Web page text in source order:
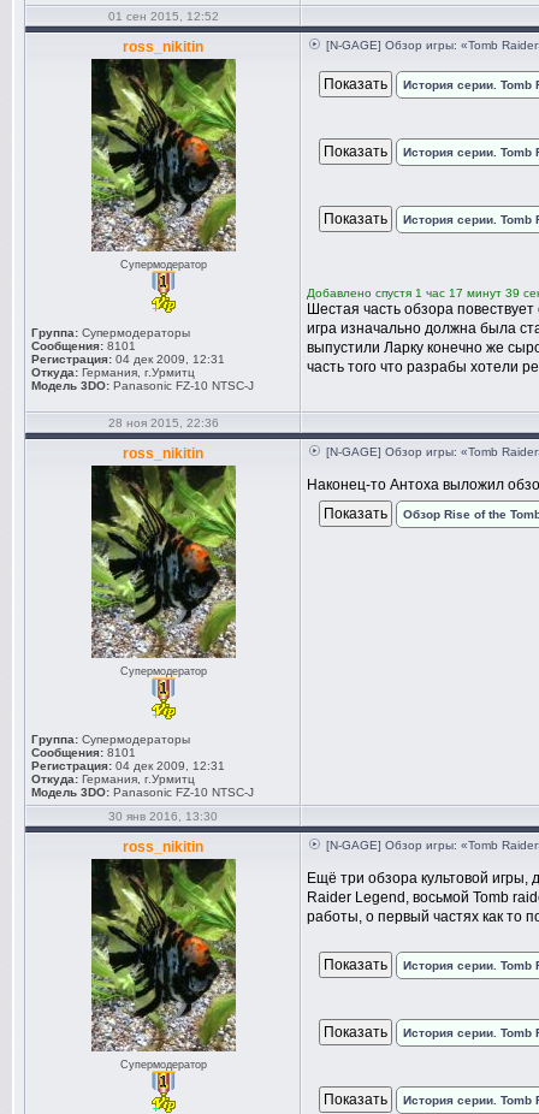
01 сен 2015, 12:52
ross_nikitin
Супермодератор
Группа: Супермодераторы
Сообщения: 8101
Регистрация: 04 дек 2009, 12:31
Откуда: Германия, г.Урмитц
Модель 3DO: Panasonic FZ-10 NTSC-J
[N-GAGE] Обзор игры: «Tomb
История серии. Tomb
История серии. Tomb
История серии. Tomb
Добавлено спустя 1 час 17 минут 39
Шестая часть обзора
игра изначально должна была
выпустили Ларку конечно же
часть того что разрабы хотели
28 ноя 2015, 22:36
ross_nikitin
Супермодератор
Группа: Супермодераторы
Сообщения: 8101
Регистрация: 04 дек 2009, 12:31
Откуда: Германия, г.Урмитц
Модель 3DO: Panasonic FZ-10 NTSC-J
[N-GAGE] Обзор игры: «Tomb
Наконец-то Антоха выложил
Обзор Rise of the
30 янв 2016, 13:30
ross_nikitin
Супермодератор
[N-GAGE] Обзор игры: «Tomb
Ещё три обзора культовой игры,
Raider Legend, восьмой Tomb
работы, о первый частях как то
История серии. Tomb
История серии. Tomb
История серии. Tomb